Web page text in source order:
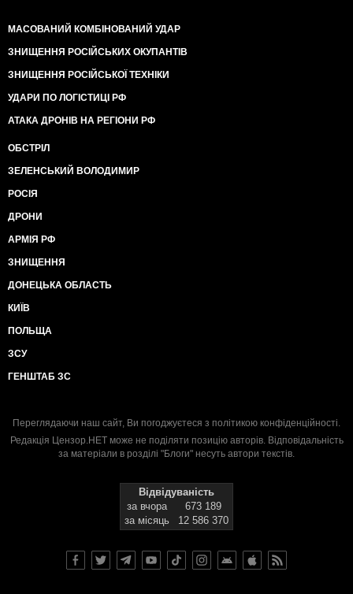
МАСОВАНИЙ КОМБІНОВАНИЙ УДАР
ЗНИЩЕННЯ РОСІЙСЬКИХ ОКУПАНТІВ
ЗНИЩЕННЯ РОСІЙСЬКОЇ ТЕХНІКИ
УДАРИ ПО ЛОГІСТИЦІ РФ
АТАКА ДРОНІВ НА РЕГІОНИ РФ
ОБСТРІЛ
ЗЕЛЕНСЬКИЙ ВОЛОДИМИР
РОСІЯ
ДРОНИ
АРМІЯ РФ
ЗНИЩЕННЯ
ДОНЕЦЬКА ОБЛАСТЬ
КИЇВ
ПОЛЬЩА
ЗСУ
ГЕНШТАБ ЗС
Переглядаючи наш сайт, Ви погоджуєтеся з політикою конфіденційності.
Редакція Цензор.НЕТ може не поділяти позицію авторів. Відповідальність
за матеріали в розділі "Блоги" несуть автори текстів.
Відвідуваність
за вчора
673 189
за місяць
12 586 370